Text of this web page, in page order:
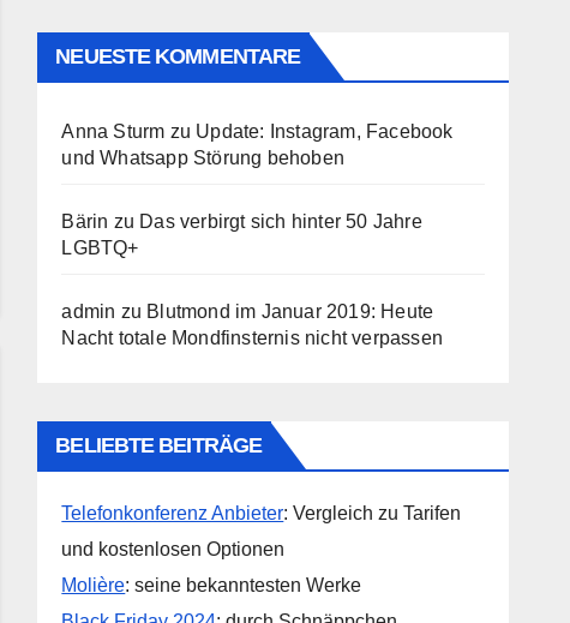
NEUESTE KOMMENTARE
Anna Sturm zu Update: Instagram, Facebook
und Whatsapp Störung behoben
Bärin zu Das verbirgt sich hinter 50 Jahre
LGBTQ+
admin zu Blutmond im Januar 2019: Heute
Nacht totale Mondfinsternis nicht verpassen
BELIEBTE BEITRÄGE
Telefonkonferenz Anbieter: Vergleich zu Tarifen
und kostenlosen Optionen
Molière: seine bekanntesten Werke